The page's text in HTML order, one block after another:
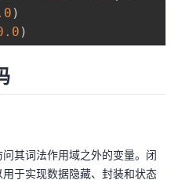
)
)
其词法作用域之外的变量。闭
于实现数据隐藏、封装和状态